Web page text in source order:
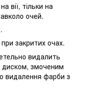
вії, тільки на
очей.
закритих очах.
видалить
диском, змоченим
видалення фарби з